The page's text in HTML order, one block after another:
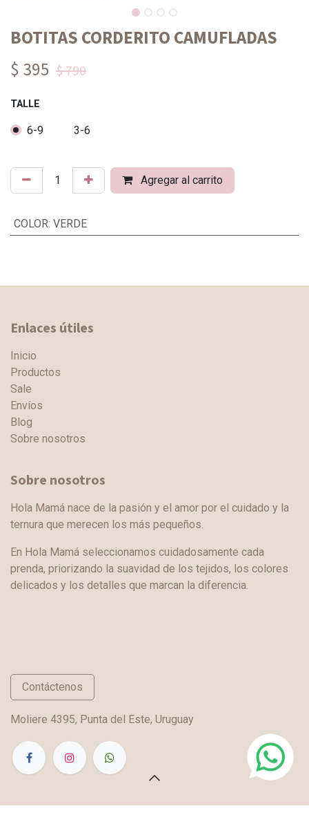
BOTITAS CORDERITO CAMUFLADAS
$ 395 $ 790
TALLE
6-9 3-6
Agregar al carrito
COLOR: VERDE
Enlaces útiles
Inicio
Productos
Sale
Envíos
Blog
Sobre nosotros
Sobre nosotros
Hola Mamá nace de la pasión y el amor por el cuidado y la
ternura que merecen los más pequeños.
En Hola Mamá seleccionamos cuidadosamente cada
prenda, priorizando la suavidad de los tejidos, los colores
delicados y los detalles que marcan la diferencia.
Contáctenos
Moliere 4395, Punta del Este, Uruguay